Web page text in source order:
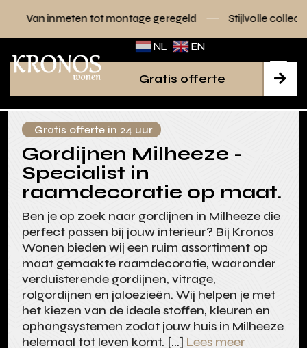
montage geregeld Stijlvolle collecties voor elk interieur
NL EN

Gratis offerte
Gratis offerte in 24 uur
Gordijnen Milheeze -
Specialist in
raamdecoratie op maat.
Ben je op zoek naar gordijnen in Milheeze die
perfect passen bij jouw interieur? Bij Kronos
Wonen bieden wij een ruim assortiment op
maat gemaakte raamdecoratie, waaronder
verduisterende gordijnen, vitrage,
rolgordijnen en jaloezieën. Wij helpen je met
het kiezen van de ideale stoffen, kleuren en
ophangsystemen zodat jouw huis in Milheeze
helemaal tot leven komt. […] Lees meer